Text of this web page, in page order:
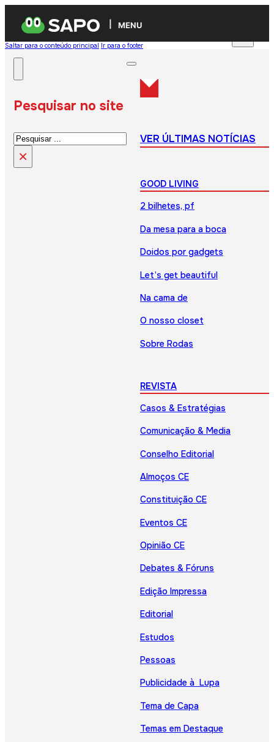
MENU
Saltar para o conteúdo principal Ir para o footer
Pesquisar no site
Pesquisar
×
VER ÚLTIMAS NOTÍCIAS
GOOD LIVING
2 bilhetes, pf
Da mesa para a boca
Doidos por gadgets
Let’s get beautiful
Na cama de
O nosso closet
Sobre Rodas
REVISTA
Casos & Estratégias
Comunicação & Media
Conselho Editorial
Almoços CE
Constituição CE
Eventos CE
Opinião CE
Debates & Fóruns
Edição Impressa
Editorial
Estudos
Pessoas
Publicidade à Lupa
Tema de Capa
Temas em Destaque